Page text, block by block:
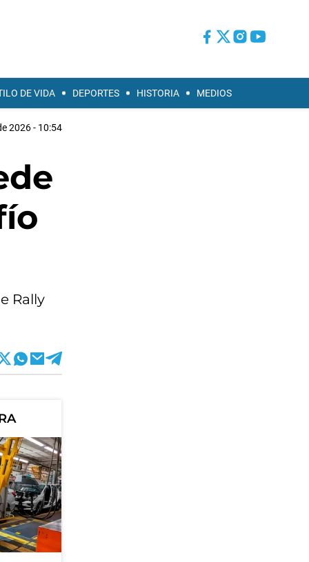
DE VIDA DEPORTES HISTORIA MEDIOS
2026 - 10:54
Rally